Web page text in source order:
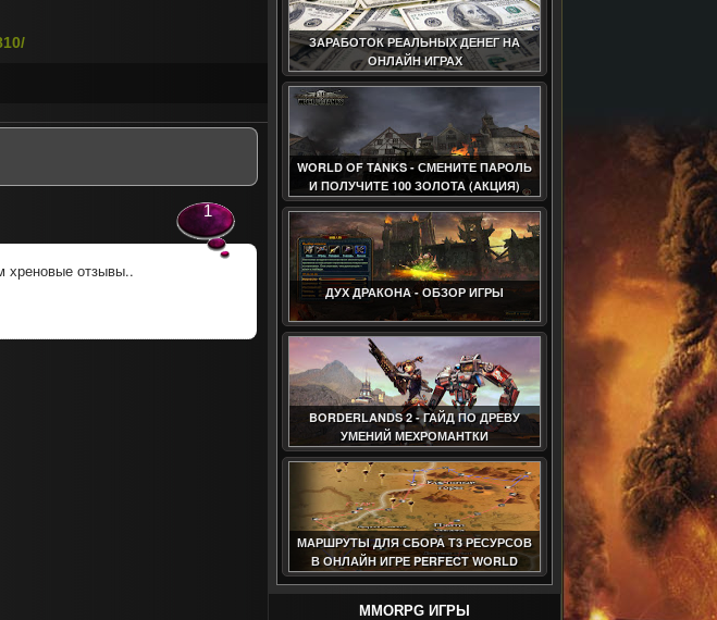
1
хреновые отзывы..
ЗАРАБОТОК РЕАЛЬНЫХ ДЕНЕГ НА
ОНЛАЙН ИГРАХ
WORLD OF TANKS - СМЕНИТЕ ПАРОЛЬ
И ПОЛУЧИТЕ 100 ЗОЛОТА (АКЦИЯ)
ДУХ ДРАКОНА - ОБЗОР ИГРЫ
BORDERLANDS 2 - ГАЙД ПО ДРЕВУ
УМЕНИЙ МЕХРОМАНТКИ
МАРШРУТЫ ДЛЯ СБОРА Т3 РЕСУРСОВ
В ОНЛАЙН ИГРЕ PERFECT WORLD
(ГАЙД)
MMORPG ИГРЫ